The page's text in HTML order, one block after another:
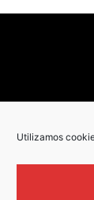
Utilizamos